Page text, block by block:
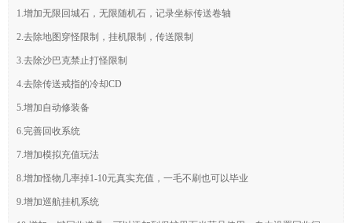
1.增加无限回城石，无限随机石，记录坐标传送卷轴
2.去除地图穿怪限制，挂机限制，传送限制
3.去除沙巴克禁止打怪限制
4.去除传送戒指的冷却CD
5.增加自动修装备
6.完善回收系统
7.增加模拟充值玩法
8.增加怪物几率掉1-10元真实充值，一毛不刷也可以毕业
9.增加巡航挂机系统